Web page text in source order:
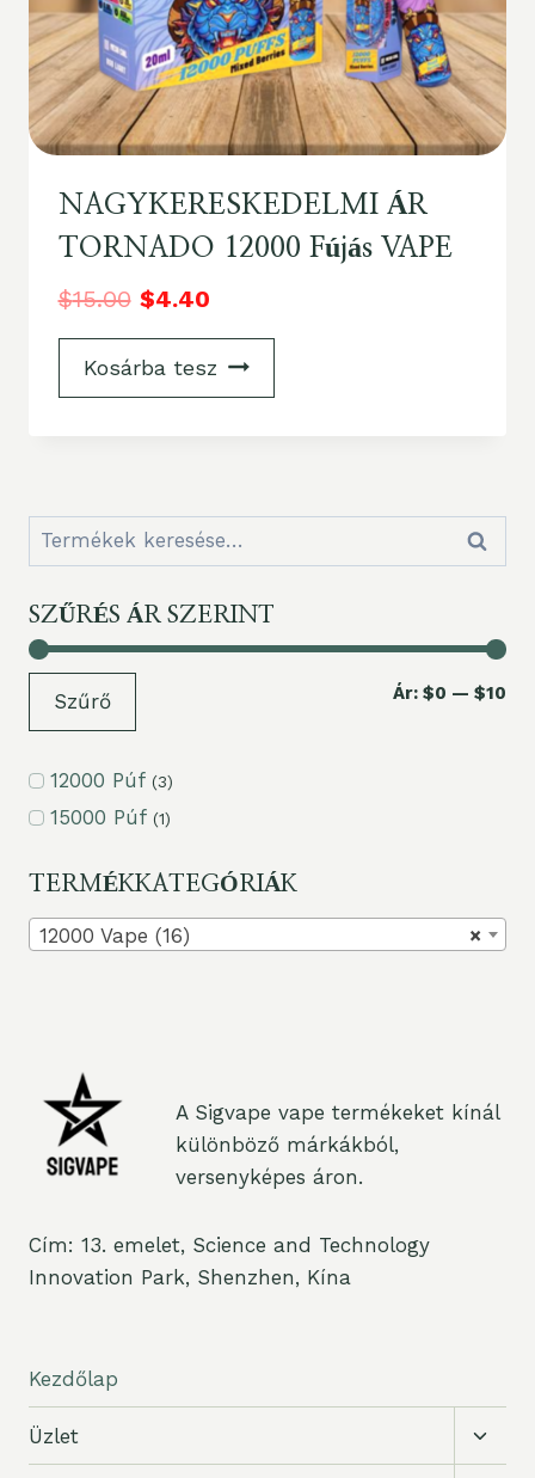
NAGYKERESKEDELMI ÁR
TORNADO 12000 Fújás VAPE
$15.00 $4.40
Kosárba tesz
Keresés:
SZŰRÉS ÁR SZERINT
Szűrő Ár: $0 — $10
12000 Púf (3)
15000 Púf (1)
TERMÉKKATEGÓRIÁK
×
12000 Vape (16)
A Sigvape vape termékeket kínál
különböző márkákból,
versenyképes áron.
Cím: 13. emelet, Science and Technology
Innovation Park, Shenzhen, Kína
Kezdőlap
Üzlet